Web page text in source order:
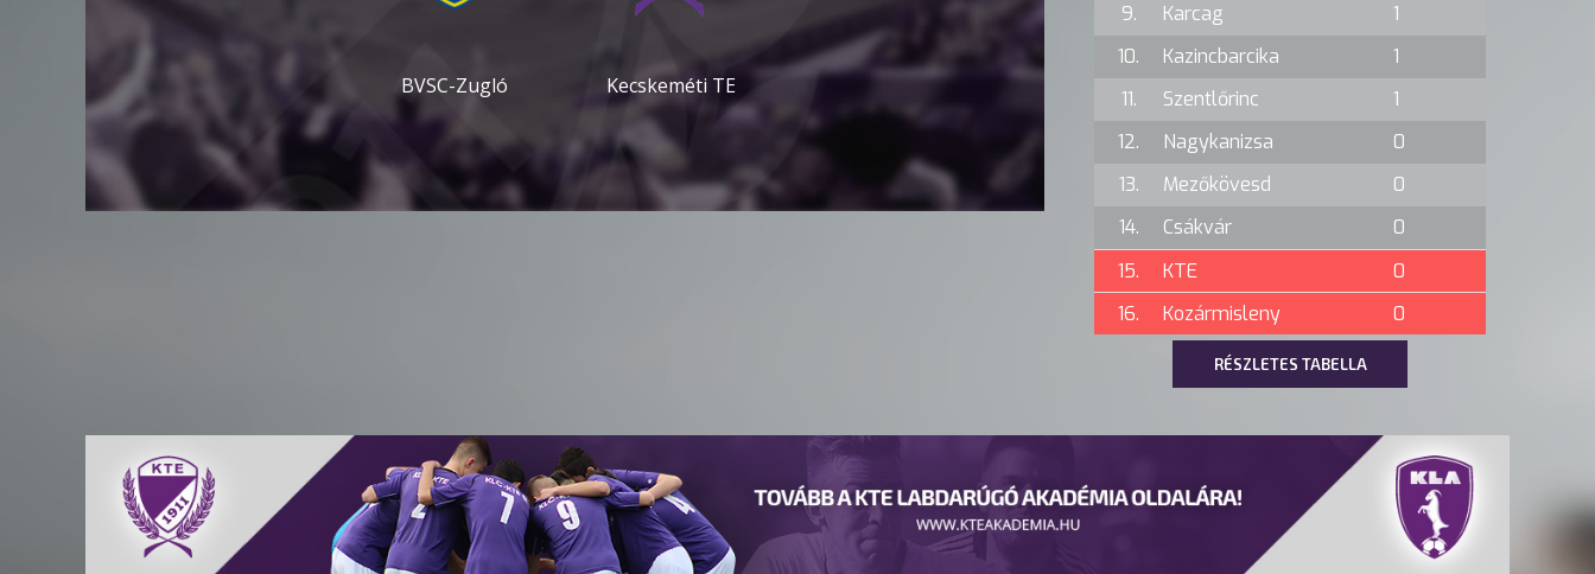
BVSC-Zugló Kecskeméti TE
9.
Karcag
1
10.
Kazincbarcika
1
11.
Szentlőrinc
1
12.
Nagykanizsa
0
13.
Mezőkövesd
0
14.
Csákvár
0
15.
KTE
0
16.
Kozármisleny 0
RÉSZLETES TABELLA